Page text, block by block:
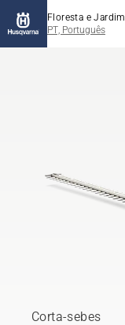
Floresta e Jardim
PT, Português
Corta-sebes